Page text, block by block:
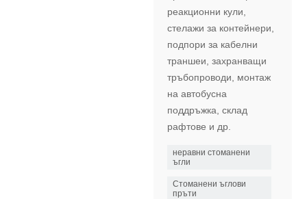
реакционни кули,
стелажи за контейнери,
подпори за кабелни
траншеи, захранващи
тръбопроводи, монтаж
на автобусна
поддръжка, склад
рафтове и др.
неравни стоманени
ъгли
Стоманени ъглови
пръти